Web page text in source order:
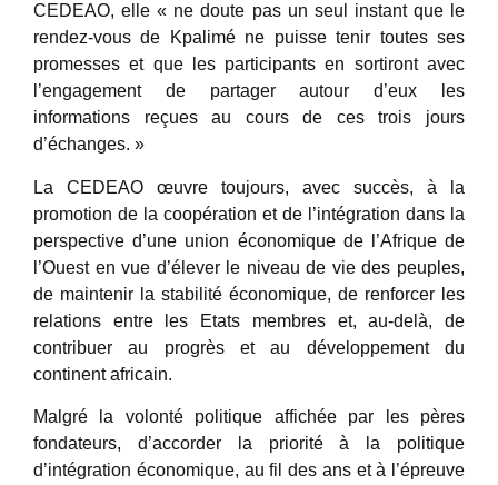
CEDEAO, elle « ne doute pas un seul instant que le
rendez-vous de Kpalimé ne puisse tenir toutes ses
promesses et que les participants en sortiront avec
l’engagement de partager autour d’eux les
informations reçues au cours de ces trois jours
d’échanges. »
La CEDEAO œuvre toujours, avec succès, à la
promotion de la coopération et de l’intégration dans la
perspective d’une union économique de l’Afrique de
l’Ouest en vue d’élever le niveau de vie des peuples,
de maintenir la stabilité économique, de renforcer les
relations entre les Etats membres et, au-delà, de
contribuer au progrès et au développement du
continent africain.
Malgré la volonté politique affichée par les pères
fondateurs, d’accorder la priorité à la politique
d’intégration économique, au fil des ans et à l’épreuve